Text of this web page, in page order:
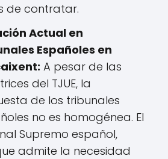
de contratar.
Actual en
Españoles en
A pesar de las
del TJUE, la
de los tribunales
no es homogénea. El
Supremo español,
admite la necesidad